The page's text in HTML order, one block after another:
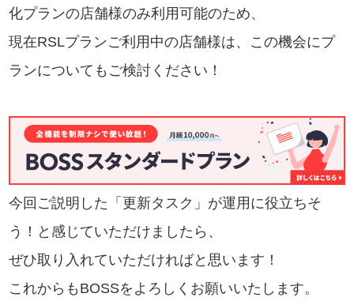
化プランの店舗様のみ利用可能のため、
現在RSLプランご利用中の店舗様は、この機会にプ
ランについてもご検討ください！
今回ご説明した「更新タスク」が運用に役立ちそ
う！と感じていただけましたら、
ぜひ取り入れていただければと思います！
これからもBOSSをよろしくお願いいたします。